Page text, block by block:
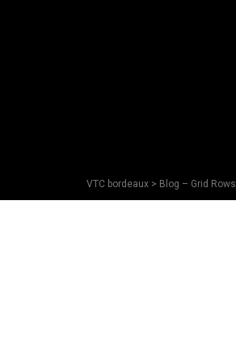
VTC bordeaux> Blog – Grid Rows